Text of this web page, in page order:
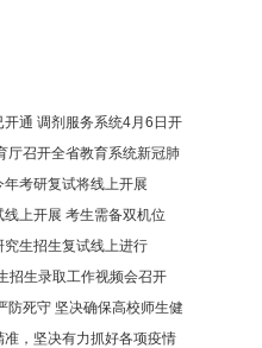
通 调剂服务系统4月6日开
厅召开全省教育系统新冠肺
会议考研复试将线上开展
上开展 考生需备双机位
生招生复试线上进行
招生录取工作视频会召开
防死守 坚决确保高校师生健
，坚决有力抓好各项疫情